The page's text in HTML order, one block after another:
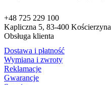
+48 725 229 100
Kapliczna 5, 83-400 Kościerzyna
Obsługa klienta
Dostawa i płatność
Wymiana i zwroty
Reklamacje
Gwarancje